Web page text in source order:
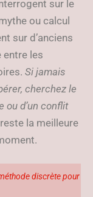
sur le
ou calcul
sur d’anciens
entre les
Si jamais
cherchez le
ou d’un conflit
la meilleure
discrète pour